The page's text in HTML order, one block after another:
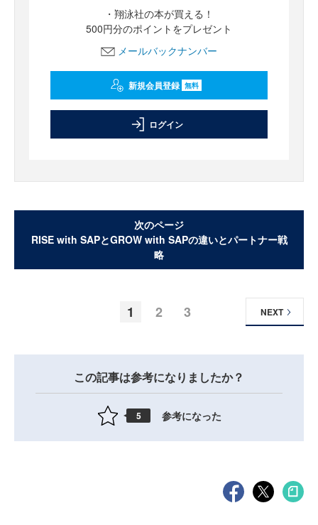
・翔泳社の本が買える！
500円分のポイントをプレゼント
メールバックナンバー
新規会員登録 無料
ログイン
次のページ
RISE with SAPとGROW with SAPの違いとパートナー戦
略
1 2 3 NEXT
この記事は参考になりましたか？
5 参考になった